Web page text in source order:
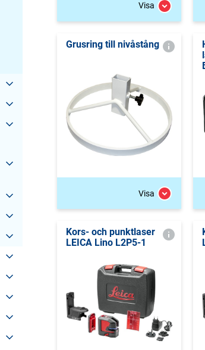
Visa
Grusring till nivåstång
Visa
Kors- och punktlaser
LEICA Lino L2P5-1